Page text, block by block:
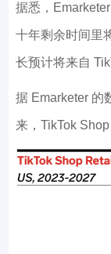
据悉，
十年剩余时间里
长预计将来自
据 Emarketer 的
来，TikTok